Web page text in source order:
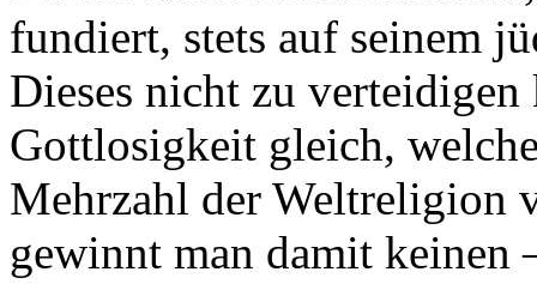
fundiert, stets auf seinem
Dieses nicht zu
Gottlosigkeit gleich,
Mehrzahl der Weltreligion
gewinnt man damit keinen